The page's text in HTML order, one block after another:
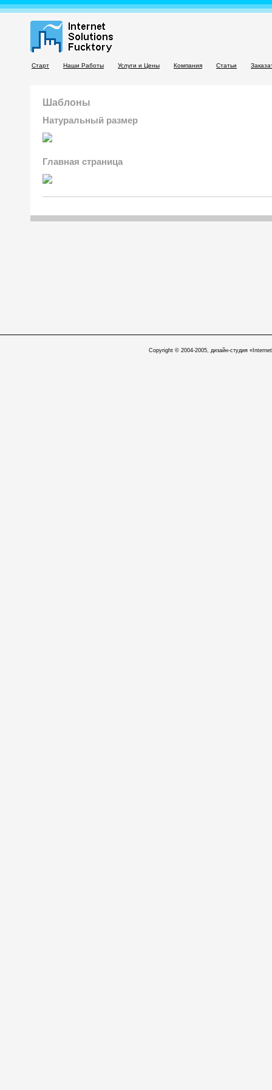
Старт Наши Работы Услуги и Цены Компания Статьи
Шаблоны
Натуральный размер
Главная страница
Copyright © 2004-2005, дизайн-студия